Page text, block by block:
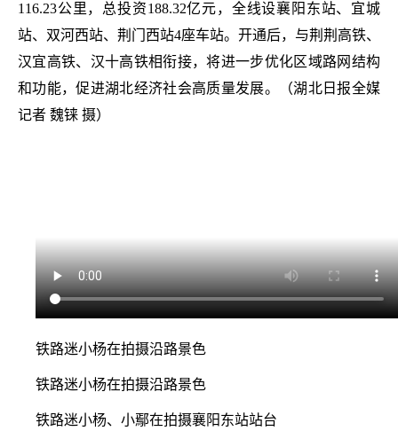
116.23公里，总投资188.32亿元，全线设襄阳东站、宜城
站、双河西站、荆门西站4座车站。开通后，与荆荆高铁、
汉宜高铁、汉十高铁相衔接，将进一步优化区域路网结构
和功能，促进湖北经济社会高质量发展。（湖北日报全媒
记者 魏铼 摄）
铁路迷小杨在拍摄沿路景色
铁路迷小杨在拍摄沿路景色
铁路迷小杨、小鄢在拍摄襄阳东站站台